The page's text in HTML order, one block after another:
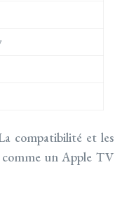
compatibilité et les
comme un Apple TV